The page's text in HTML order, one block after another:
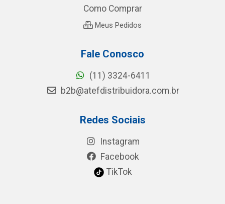
Como Comprar
Meus Pedidos
Fale Conosco
(11) 3324-6411
b2b@atefdistribuidora.com.br
Redes Sociais
Instagram
Facebook
TikTok